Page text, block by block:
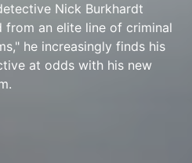
Nick Burkhardt
from an elite line of criminal
he increasingly finds his
at odds with his new